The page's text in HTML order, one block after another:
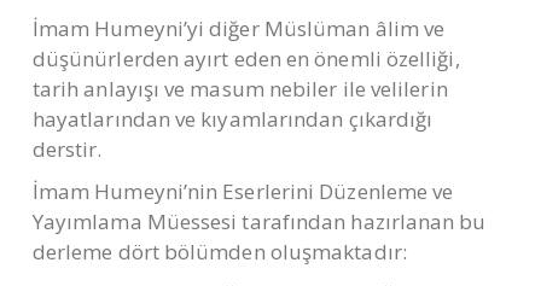
İmam Humeyni’yi diğer Müslüman âlim ve
düşünürlerden ayırt eden en önemli özelliği,
tarih anlayışı ve masum nebiler ile velilerin
hayatlarından ve kıyamlarından çıkardığı
derstir.
İmam Humeyni’nin Eserlerini Düzenleme ve
Yayımlama Müessesi tarafından hazırlanan bu
derleme dört bölümden oluşmaktadır: